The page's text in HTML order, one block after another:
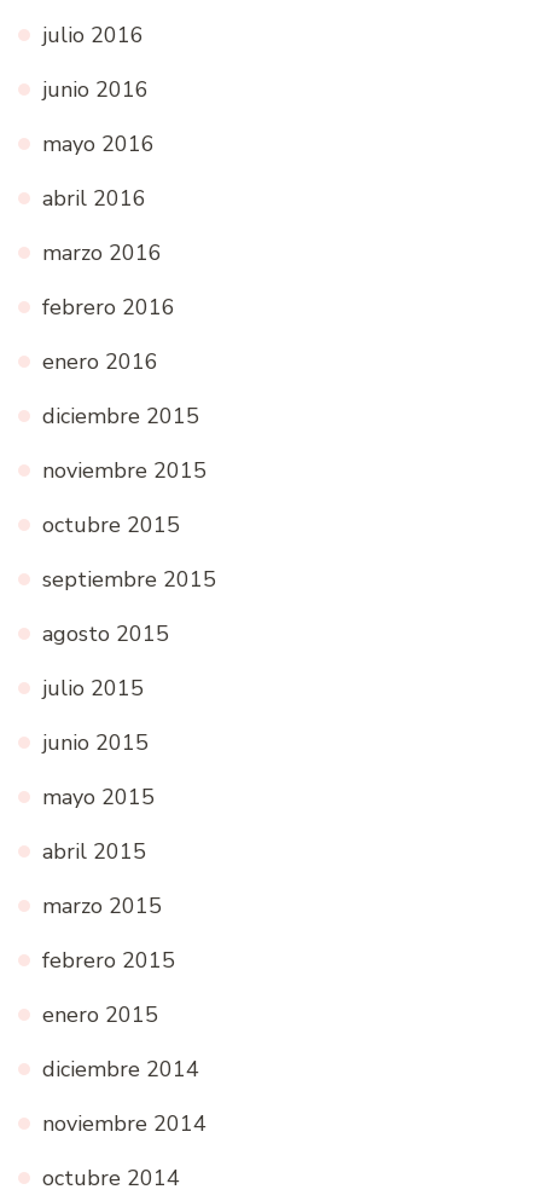
julio 2016
junio 2016
mayo 2016
abril 2016
marzo 2016
febrero 2016
enero 2016
diciembre 2015
noviembre 2015
octubre 2015
septiembre 2015
agosto 2015
julio 2015
junio 2015
mayo 2015
abril 2015
marzo 2015
febrero 2015
enero 2015
diciembre 2014
noviembre 2014
octubre 2014